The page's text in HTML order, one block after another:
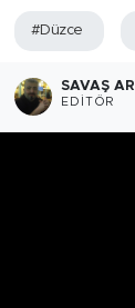
#Düzce
SAVAŞ ARI
EDITÖR